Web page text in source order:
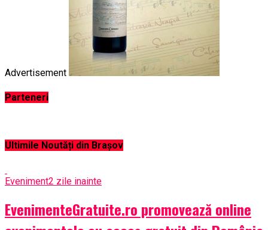
Advertisement
Parteneri
Ultimile Noutăți din Brașov
Eveniment2 zile inainte
EvenimenteGratuite.ro promovează online